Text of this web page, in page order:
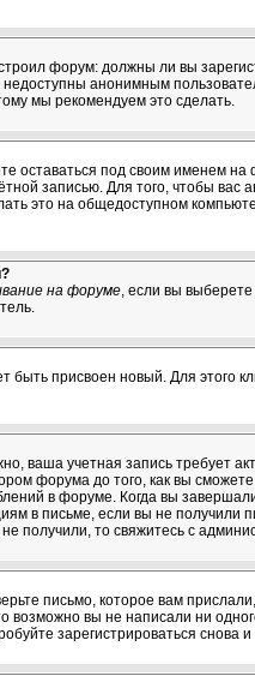
форум: должны ли вы
анонимным
мы рекомендуем это сделать.
оставаться под своим именем
записью. Для того, чтобы
это на общедоступном
на форуме, если вы выберете
быть присвоен новый. Для этого
ваша учетная запись требует
форума до того, как вы
в форуме. Когда вы
в письме, если вы не получили
получили, то свяжитесь с
письмо, которое вам
возможно вы не написали ни
зарегистрироваться снова и